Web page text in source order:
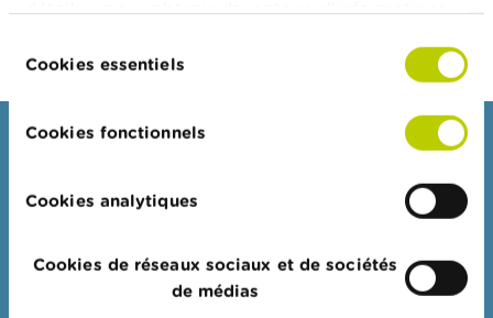
consultable dans son intégralité
duCookies essentiels
Cookies fonctionnels
Cookies analytiques
Cookies de réseaux sociaux et de sociétés
de médias
a
d
E
m
o
Consommateurs
Plaintes
Attention aux fraudes